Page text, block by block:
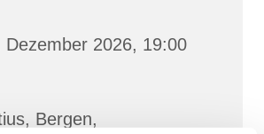
Dezember 2026, 19:00
Bergen,